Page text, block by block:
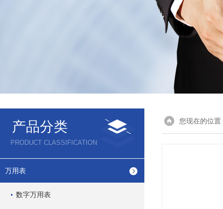
产品分类
PRODUCT CLASSIFICATION
万用表
数字万用表
您现在的位置